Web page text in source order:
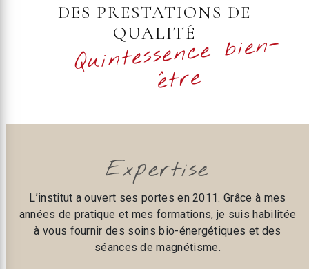
DES PRESTATIONS DE
QUALITÉ
Quintessence bien-
être
Expertise
L’institut a ouvert ses portes en 2011. Grâce à mes
années de pratique et mes formations, je suis habilitée
à vous fournir des soins bio-énergétiques et des
séances de magnétisme.